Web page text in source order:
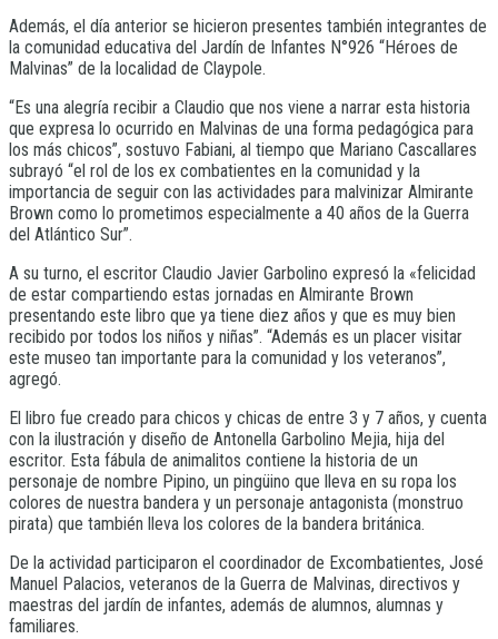
Además, el día anterior se hicieron presentes también integrantes de
la comunidad educativa del Jardín de Infantes N°926 “Héroes de
Malvinas” de la localidad de Claypole.
“Es una alegría recibir a Claudio que nos viene a narrar esta historia
que expresa lo ocurrido en Malvinas de una forma pedagógica para
los más chicos”, sostuvo Fabiani, al tiempo que Mariano Cascallares
subrayó “el rol de los ex combatientes en la comunidad y la
importancia de seguir con las actividades para malvinizar Almirante
Brown como lo prometimos especialmente a 40 años de la Guerra
del Atlántico Sur”.
A su turno, el escritor Claudio Javier Garbolino expresó la «felicidad
de estar compartiendo estas jornadas en Almirante Brown
presentando este libro que ya tiene diez años y que es muy bien
recibido por todos los niños y niñas”. “Además es un placer visitar
este museo tan importante para la comunidad y los veteranos”,
agregó.
El libro fue creado para chicos y chicas de entre 3 y 7 años, y cuenta
con la ilustración y diseño de Antonella Garbolino Mejia, hija del
escritor. Esta fábula de animalitos contiene la historia de un
personaje de nombre Pipino, un pingüino que lleva en su ropa los
colores de nuestra bandera y un personaje antagonista (monstruo
pirata) que también lleva los colores de la bandera británica.
De la actividad participaron el coordinador de Excombatientes, José
Manuel Palacios, veteranos de la Guerra de Malvinas, directivos y
maestras del jardín de infantes, además de alumnos, alumnas y
familiares.